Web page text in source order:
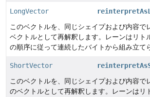
LongVector
このベクトルを、同じシェイプおよび内容で
ベクトルとして再解釈します。レーンはリト
の順序に従って連続したバイトから組み立て
ShortVector
このベクトルを、同じシェイプおよび内容で
のベクトルとして再解釈します。レーンはリ